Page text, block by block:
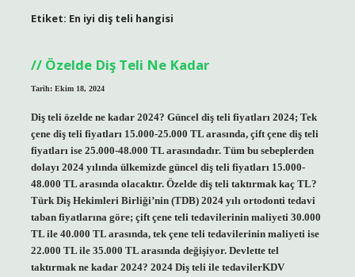
Etiket: En iyi diş teli hangisi
Özelde Diş Teli Ne Kadar
Tarih: Ekim 18, 2024
Diş teli özelde ne kadar 2024? Güncel diş teli fiyatları 2024; Tek
çene diş teli fiyatları 15.000-25.000 TL arasında, çift çene diş teli
fiyatları ise 25.000-48.000 TL arasındadır. Tüm bu sebeplerden
dolayı 2024 yılında ülkemizde güncel diş teli fiyatları 15.000-
48.000 TL arasında olacaktır. Özelde diş teli taktırmak kaç TL?
Türk Diş Hekimleri Birliği’nin (TDB) 2024 yılı ortodonti tedavi
taban fiyatlarına göre; çift çene teli tedavilerinin maliyeti 30.000
TL ile 40.000 TL arasında, tek çene teli tedavilerinin maliyeti ise
22.000 TL ile 35.000 TL arasında değişiyor. Devlette tel
taktırmak ne kadar 2024? 2024 Diş teli ile tedavilerKDV